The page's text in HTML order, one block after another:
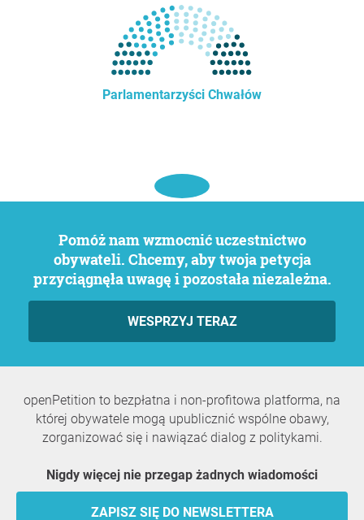
Parlamentarzyści Chwałów
Pomóż nam wzmocnić uczestnictwo
obywateli. Chcemy, aby twoja petycja
przyciągnęła uwagę i pozostała niezależna.
WESPRZYJ TERAZ
openPetition to bezpłatna i non-profitowa platforma, na
której obywatele mogą upublicznić wspólne obawy,
zorganizować się i nawiązać dialog z politykami.
Nigdy więcej nie przegap żadnych wiadomości
ZAPISZ SIĘ DO NEWSLETTERA